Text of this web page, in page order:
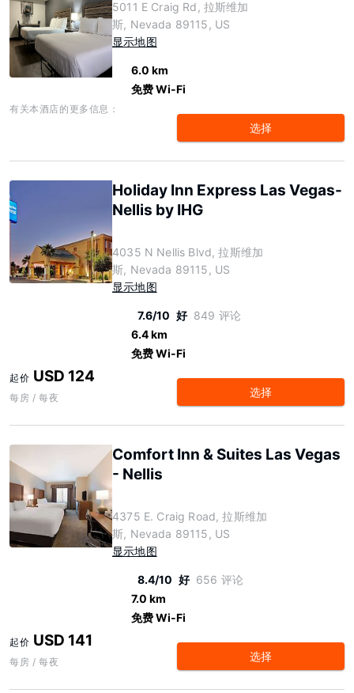
5011 E Craig Rd, 拉斯维加
斯, Nevada 89115, US
显示地图
6.0 km
免费 Wi-Fi
有关本酒店的更多信息：
选择
Holiday Inn Express Las Vegas-
Nellis by IHG
4035 N Nellis Blvd, 拉斯维加
斯, Nevada 89115, US
显示地图
7.6/10 好 849 评论
6.4 km
免费 Wi-Fi
起价 USD 124
每房 / 每夜 选择
Comfort Inn & Suites Las Vegas
- Nellis
4375 E. Craig Road, 拉斯维加
斯, Nevada 89115, US
显示地图
8.4/10 好 656 评论
7.0 km
免费 Wi-Fi
起价 USD 141
每房 / 每夜 选择